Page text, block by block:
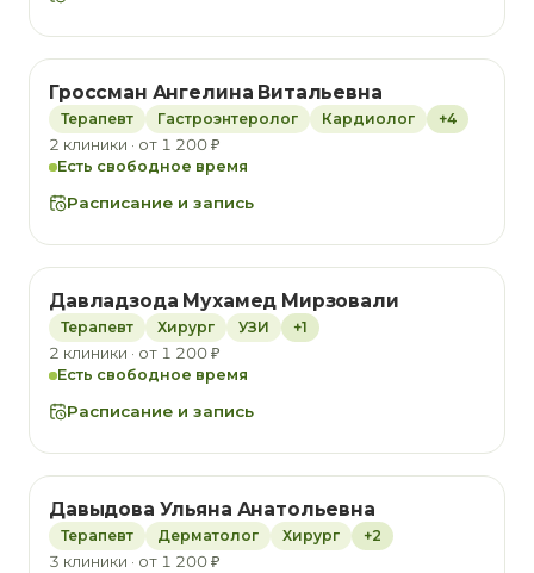
Гроссман Ангелина Витальевна
Терапевт Гастроэнтеролог Кардиолог +4
2 клиники · от 1 200 ₽
Есть свободное время
Расписание и запись
Давладзода Мухамед Мирзовали
Терапевт Хирург УЗИ +1
2 клиники · от 1 200 ₽
Есть свободное время
Расписание и запись
Давыдова Ульяна Анатольевна
Терапевт Дерматолог Хирург +2
3 клиники · от 1 200 ₽